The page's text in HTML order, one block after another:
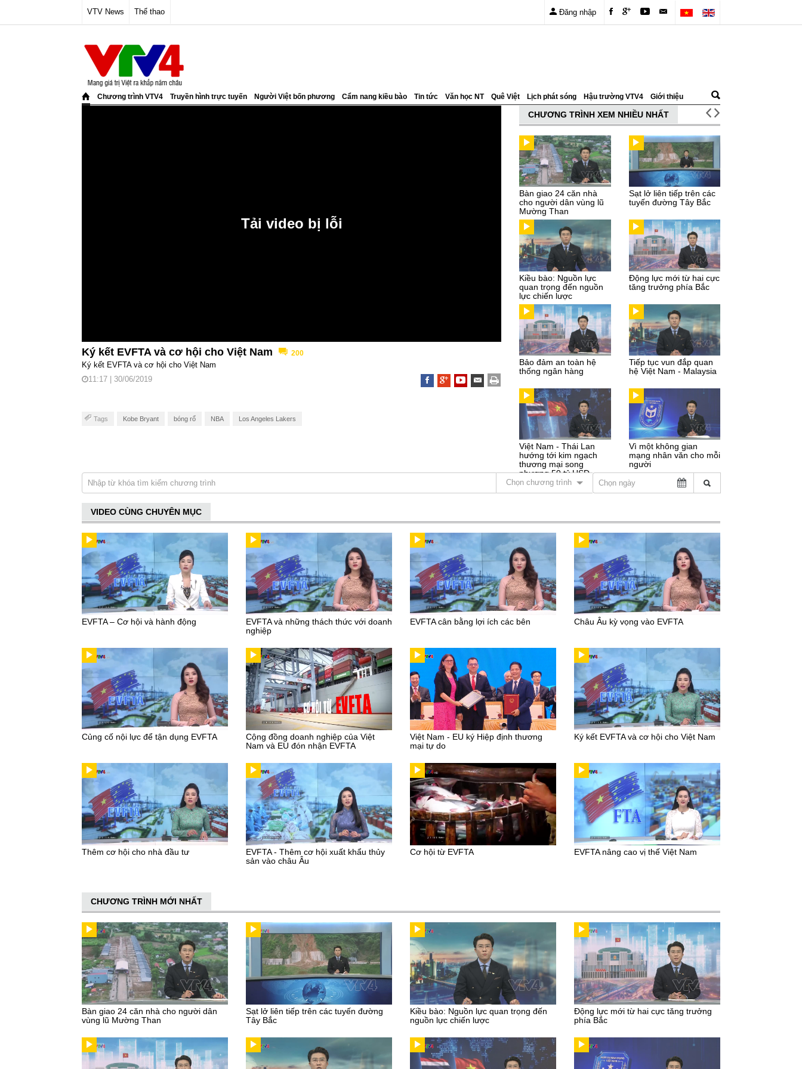
VTV News Thể thao Đăng nhập
Chương trình VTV4 Truyền hình trực tuyến Người Việt bốn phương Cẩm nang kiều bào Tin tức Văn học NT Quê Việt Lịch phát sóng Hậu trường VTV4 Giới thiệu
Ký kết EVFTA và cơ hội cho Việt Nam 200
Ký kết EVFTA và cơ hội cho Việt Nam
11:17 | 30/06/2019
Tags Kobe Bryant bóng rổ NBA Los Angeles Lakers
CHƯƠNG TRÌNH XEM NHIỀU NHẤT
Bàn giao 24 căn nhà
cho người dân vùng lũ
Mường Than
Sạt lở liên tiếp trên các
tuyến đường Tây Bắc
Kiều bào: Nguồn lực
quan trọng đến nguồn
lực chiến lược
Động lực mới từ hai cực
tăng trưởng phía Bắc
Bảo đảm an toàn hệ
thống ngân hàng
Tiếp tục vun đắp quan
hệ Việt Nam - Malaysia
Việt Nam - Thái Lan
hướng tới kim ngạch
thương mại song
phương 50 tỷ USD
Vì một không gian
mạng nhân văn cho mỗi
người
Chọn chương trình
VIDEO CÙNG CHUYÊN MỤC
EVFTA – Cơ hội và hành động
EVFTA và những thách thức với doanh
nghiệp
EVFTA cân bằng lợi ích các bên Châu Âu kỳ vọng vào EVFTA
Củng cố nội lực để tận dụng EVFTA
Cộng đồng doanh nghiệp của Việt
Nam và EU đón nhận EVFTA
Việt Nam - EU ký Hiệp định thương
mại tự do
Ký kết EVFTA và cơ hội cho Việt Nam
Thêm cơ hội cho nhà đầu tư
EVFTA - Thêm cơ hội xuất khẩu thủy
sản vào châu Âu
Cơ hội từ EVFTA EVFTA nâng cao vị thế Việt Nam
CHƯƠNG TRÌNH MỚI NHẤT
Bàn giao 24 căn nhà cho người dân
vùng lũ Mường Than
Sạt lở liên tiếp trên các tuyến đường
Tây Bắc
Kiều bào: Nguồn lực quan trọng đến
nguồn lực chiến lược
Động lực mới từ hai cực tăng trưởng
phía Bắc